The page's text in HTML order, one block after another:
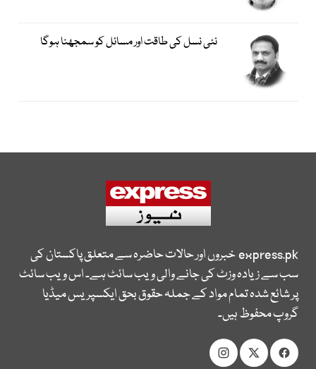
نئی نسل کی طاقت اور مسائل کو سمجھنا ہوگا
express.pkخبروں اور حالات حاضرہ سے متعلق پاکستان کی
سب سے زیادہ وزٹ کی جانے والی ویب سائٹ ہے۔ اس ویب سائٹ
پر شائع شدہ تمام مواد کے جملہ حقوق بحق ایکسپریس میڈیا
گروپ محفوظ ہیں۔